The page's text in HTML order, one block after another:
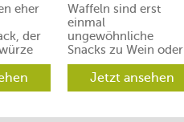
eher
der
in
Waffeln sind erst
einmal
ungewöhnliche
Snacks zu Wein oder
Prosecco. Ihre Gäste
werden aber
begeistert sein.
Jetzt ansehen